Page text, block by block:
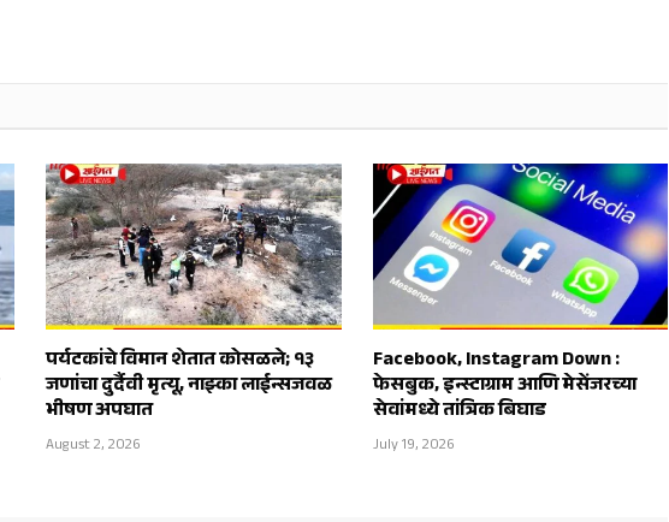
पर्यटकांचे विमान शेतात कोसळले; १३
जणांचा दुर्दैवी मृत्यू, नाझ्का लाईन्सजवळ
भीषण अपघात
August 2, 2026
Facebook, Instagram Down :
फेसबुक, इन्स्टाग्राम आणि मेसेंजरच्या
सेवांमध्ये तांत्रिक बिघाड
July 19, 2026